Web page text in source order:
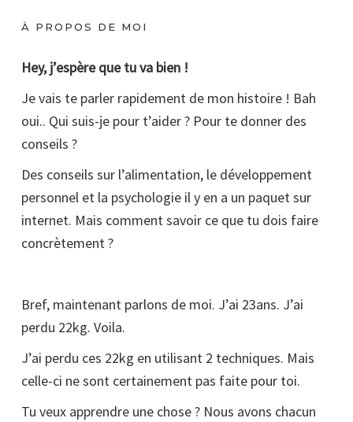
À PROPOS DE MOI
Hey, j’espère que tu va bien !
Je vais te parler rapidement de mon histoire ! Bah
oui.. Qui suis-je pour t’aider ? Pour te donner des
conseils ?
Des conseils sur l’alimentation, le développement
personnel et la psychologie il y en a un paquet sur
internet. Mais comment savoir ce que tu dois faire
concrètement ?
Bref, maintenant parlons de moi. J’ai 23ans. J’ai
perdu 22kg. Voila.
J’ai perdu ces 22kg en utilisant 2 techniques. Mais
celle-ci ne sont certainement pas faite pour toi.
Tu veux apprendre une chose ? Nous avons chacun